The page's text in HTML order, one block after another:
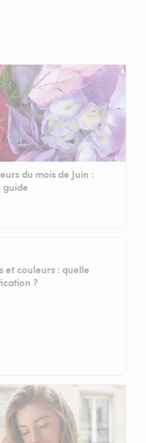
du mois de Juin :
guide
et couleurs : quelle
?